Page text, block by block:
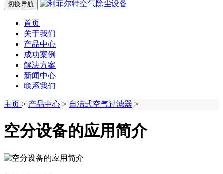
切换导航
首页
关于我们
产品中心
成功案例
解决方案
新闻中心
联系我们
主页 > 产品中心 > 自洁式空气过滤器 >
空分设备的应用简介